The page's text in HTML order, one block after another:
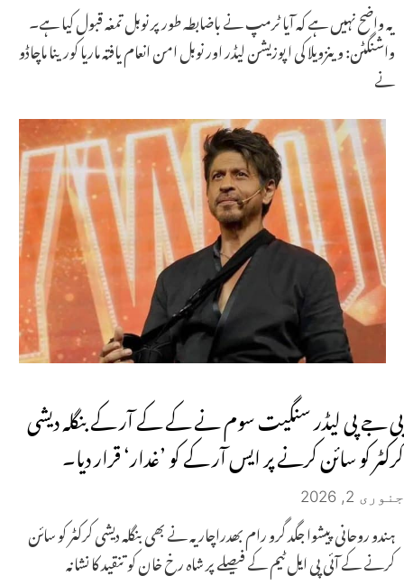
یہ واضح نہیں ہے کہ آیا ٹرمپ نے باضابطہ طور پر نوبل تمغہ قبول کیا ہے۔
واشنگٹن: وینزویلا کی اپوزیشن لیڈر اور نوبل امن انعام یافتہ ماریا کورینا ماچاڈو
نے
بی جے پی لیڈر سنگیت سوم نے کے کے آر کے بنگلہ دیشی
کرکٹر کو سائن کرنے پر ایس آر کے کو ’غدار‘ قرار دیا۔
جنوری 2, 2026
ہندو روحانی پیشوا جگد گرو رام بھدراچاریہ نے بھی بنگلہ دیشی کرکٹر کو سائن
کرنے کے آئی پی ایل ٹیم کے فیصلے پر شاہ رخ خان کو تنقید کا نشانہ